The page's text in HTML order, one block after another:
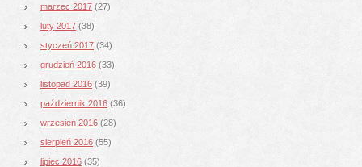
marzec 2017 (27)
luty 2017 (38)
styczeń 2017 (34)
grudzień 2016 (33)
listopad 2016 (39)
październik 2016 (36)
wrzesień 2016 (28)
sierpień 2016 (55)
lipiec 2016 (35)